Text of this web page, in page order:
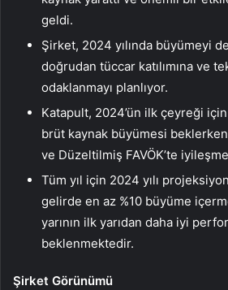
geldi.
Şirket, 2024 yılında büyümeyi
doğrudan tüccar katılımına ve
odaklanmayı planlıyor.
Katapult, 2024’ün ilk çeyreği için
brüt kaynak büyümesi
ve Düzeltilmiş FAVÖK’te
Tüm yıl için 2024 yılı
gelirde en az %10 büyüme
yarının ilk yarıdan daha iyi
beklenmektedir.
Şirket Görünümü